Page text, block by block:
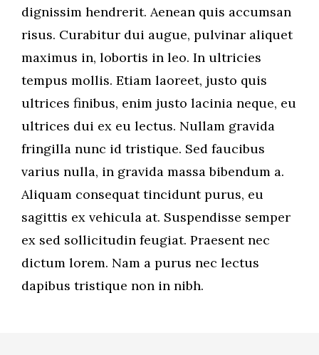
dignissim hendrerit. Aenean quis accumsan
risus. Curabitur dui augue, pulvinar aliquet
maximus in, lobortis in leo. In ultricies
tempus mollis. Etiam laoreet, justo quis
ultrices finibus, enim justo lacinia neque, eu
ultrices dui ex eu lectus. Nullam gravida
fringilla nunc id tristique. Sed faucibus
varius nulla, in gravida massa bibendum a.
Aliquam consequat tincidunt purus, eu
sagittis ex vehicula at. Suspendisse semper
ex sed sollicitudin feugiat. Praesent nec
dictum lorem. Nam a purus nec lectus
dapibus tristique non in nibh.